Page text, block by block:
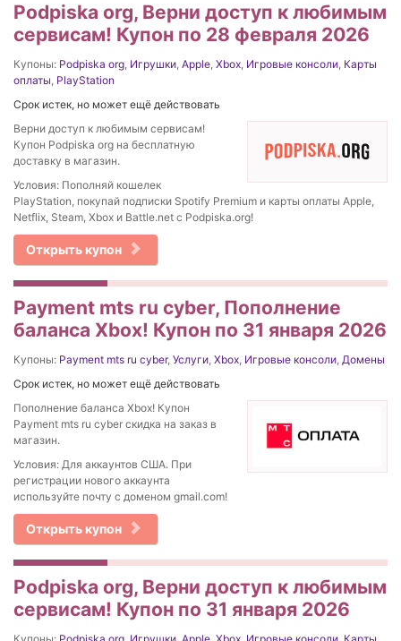
Podpiska org, Верни доступ к любимым
сервисам! Купон по 28 февраля 2026
Купоны: Podpiska org, Игрушки, Apple, Xbox, Игровые консоли, Карты
оплаты, PlayStation
Срок истек, но может ещё действовать
Верни доступ к любимым сервисам!
Купон Podpiska org на бесплатную
доставку в магазин.
Условия: Пополняй кошелек
PlayStation, покупай подписки Spotify Premium и карты оплаты Apple,
Netflix, Steam, Xbox и Battle.net с Podpiska.org!
Открыть купон
Payment mts ru cyber, Пополнение
баланса Xbox! Купон по 31 января 2026
Купоны: Payment mts ru cyber, Услуги, Xbox, Игровые консоли, Домены
Срок истек, но может ещё действовать
Пополнение баланса Xbox! Купон
Payment mts ru cyber скидка на заказ в
магазин.
Условия: Для аккаунтов США. При
регистрации нового аккаунта
используйте почту с доменом gmail.com!
Открыть купон
Podpiska org, Верни доступ к любимым
сервисам! Купон по 31 января 2026